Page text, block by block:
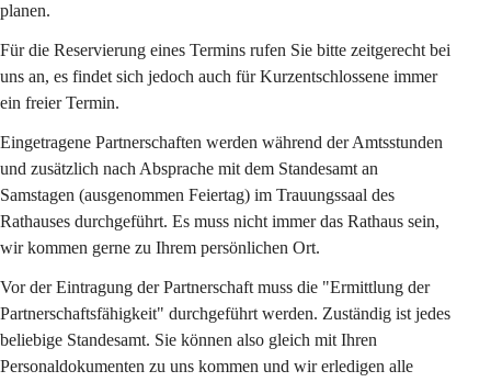
planen.
Für die Reservierung eines Termins rufen Sie bitte zeitgerecht bei
uns an, es findet sich jedoch auch für Kurzentschlossene immer
ein freier Termin.
Eingetragene Partnerschaften werden während der Amtsstunden
und zusätzlich nach Absprache mit dem Standesamt an
Samstagen (ausgenommen Feiertag) im Trauungssaal des
Rathauses durchgeführt. Es muss nicht immer das Rathaus sein,
wir kommen gerne zu Ihrem persönlichen Ort.
Vor der Eintragung der Partnerschaft muss die "Ermittlung der
Partnerschaftsfähigkeit" durchgeführt werden. Zuständig ist jedes
beliebige Standesamt. Sie können also gleich mit Ihren
Personaldokumenten zu uns kommen und wir erledigen alle